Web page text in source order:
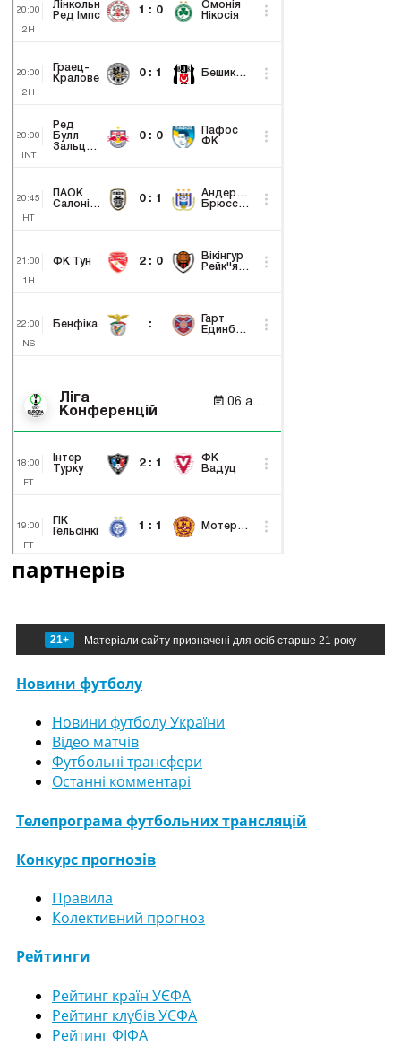
партнерів
21+ Матеріали сайту призначені для осіб старше 21 року
Новини футболу
Новини футболу України
Відео матчів
Футбольні трансфери
Останні комментарі
Телепрограма футбольних трансляцій
Конкурс прогнозів
Правила
Колективний прогноз
Рейтинги
Рейтинг країн УЄФА
Рейтинг клубів УЄФА
Рейтинг ФІФА